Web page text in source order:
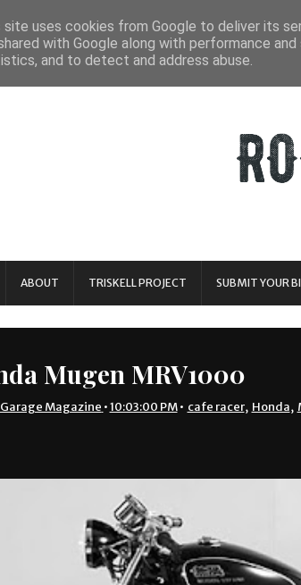
ABOUT TRISKELL PROJECT SUBMIT YOUR
Mugen MRV1000
Magazine •10:03:00 PM • cafe racer, Honda,
site uses cookies from Google to deliver its
with Google along with performance
and to detect and address abuse.